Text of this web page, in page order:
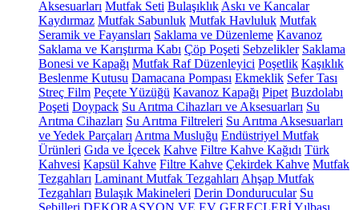
Aksesuarları Mutfak Seti Bulaşıklık Askı ve Kancalar
Kaydırmaz Mutfak Sabunluk Mutfak Havluluk Mutfak
Seramik ve Fayansları Saklama ve Düzenleme Kavanoz
Saklama ve Karıştırma Kabı Çöp Poşeti Sebzelikler Saklama
Bonesi ve Kapağı Mutfak Raf Düzenleyici Poşetlik Kaşıklık
Beslenme Kutusu Damacana Pompası Ekmeklik Sefer Tası
Streç Film Peçete Yüzüğü Kavanoz Kapağı Pipet Buzdolabı
Poşeti Doypack Su Arıtma Cihazları ve Aksesuarları Su
Arıtma Cihazları Su Arıtma Filtreleri Su Arıtma Aksesuarları
ve Yedek Parçaları Arıtma Musluğu Endüstriyel Mutfak
Ürünleri Gıda ve İçecek Kahve Filtre Kahve Kağıdı Türk
Kahvesi Kapsül Kahve Filtre Kahve Çekirdek Kahve Mutfak
Tezgahları Laminant Mutfak Tezgahları Ahşap Mutfak
Tezgahları Bulaşık Makineleri Derin Dondurucular Su
Sebilleri DEKORASYON VE EV GEREÇLERİYılbaşı